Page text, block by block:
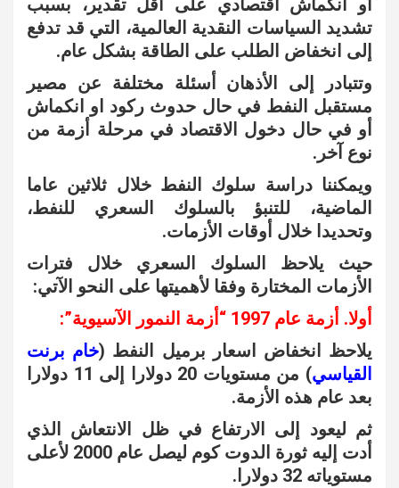
أو انكماش اقتصادي على أقل تقدير، بسبب
تشديد السياسات النقدية العالمية، التي قد تدفع
إلى انخفاض الطلب على الطاقة بشكل عام.
وتتبادر إلى الأذهان أسئلة مختلفة عن مصير
مستقبل النفط في حال حدوث ركود او انكماش
أو في حال دخول الاقتصاد في مرحلة أزمة من
نوع آخر.
ويمكننا دراسة سلوك النفط خلال ثلاثين عاما
الماضية، للتنبؤ بالسلوك السعري للنفط،
وتحديدا خلال أوقات الأزمات.
حيث يلاحظ السلوك السعري خلال فترات
الأزمات المختارة وفقا لأهميتها على النحو الآتي:
أولا. أزمة عام 1997 “أزمة النمور الآسيوية”:
يلاحظ انخفاض اسعار برميل النفط (خام برنت
القياسي
) من مستويات 20 دولارا إلى 11 دولارا
بعد عام هذه الأزمة.
ثم ليعود إلى الارتفاع في ظل الانتعاش الذي
أدت إليه ثورة الدوت كوم ليصل عام 2000 لأعلى
مستوياته 32 دولارا.